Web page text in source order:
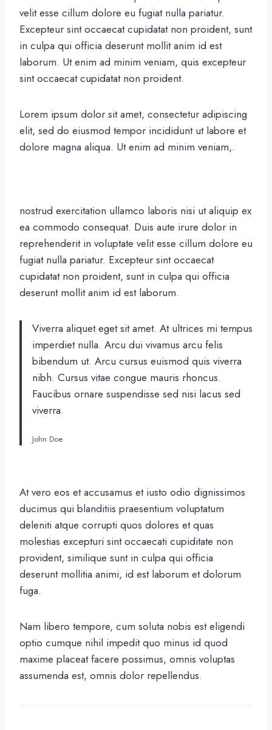
velit esse cillum dolore eu fugiat nulla pariatur.
Excepteur sint occaecat cupidatat non proident, sunt
in culpa qui officia deserunt mollit anim id est
laborum. Ut enim ad minim veniam, quis excepteur
sint occaecat cupidatat non proident.
Lorem ipsum dolor sit amet, consectetur adipiscing
elit, sed do eiusmod tempor incididunt ut labore et
dolore magna aliqua. Ut enim ad minim veniam,.
nostrud exercitation ullamco laboris nisi ut aliquip ex
ea commodo consequat. Duis aute irure dolor in
reprehenderit in voluptate velit esse cillum dolore eu
fugiat nulla pariatur. Excepteur sint occaecat
cupidatat non proident, sunt in culpa qui officia
deserunt mollit anim id est laborum.
Viverra aliquet eget sit amet. At ultrices mi tempus
imperdiet nulla. Arcu dui vivamus arcu felis
bibendum ut. Arcu cursus euismod quis viverra
nibh. Cursus vitae congue mauris rhoncus.
Faucibus ornare suspendisse sed nisi lacus sed
viverra.
John Doe
At vero eos et accusamus et iusto odio dignissimos
ducimus qui blanditiis praesentium voluptatum
deleniti atque corrupti quos dolores et quas
molestias excepturi sint occaecati cupiditate non
provident, similique sunt in culpa qui officia
deserunt mollitia animi, id est laborum et dolorum
fuga.
Nam libero tempore, cum soluta nobis est eligendi
optio cumque nihil impedit quo minus id quod
maxime placeat facere possimus, omnis voluptas
assumenda est, omnis dolor repellendus.